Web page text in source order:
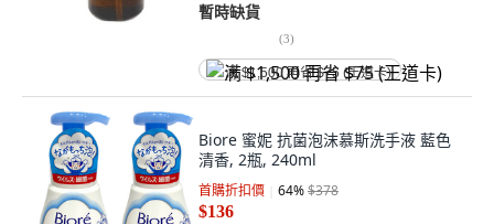
暫時缺貨
(3)
满 $1,500 再省 $75 (王道卡)
Biore 蜜妮 抗菌泡沫慕斯洗手液 藍色
清香, 2瓶, 240ml
首購折扣價 64%$378
$136